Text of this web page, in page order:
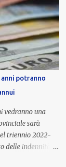
anni potranno
vedranno una
sarà
triennio 2022-
delle indennità di